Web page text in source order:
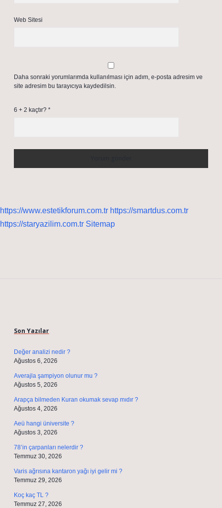
Web Sitesi
Daha sonraki yorumlarımda kullanılması için adım, e-posta adresim ve
site adresim bu tarayıcıya kaydedilsin.
6 + 2 kaçtır? *
https://www.estetikforum.com.tr https://smartdus.com.tr
https://staryazilim.com.tr Sitemap
Son Yazılar
Değer analizi nedir ?
Ağustos 6, 2026
Averajla şampiyon olunur mu ?
Ağustos 5, 2026
Arapça bilmeden Kuran okumak sevap mıdır ?
Ağustos 4, 2026
Aeü hangi üniversite ?
Ağustos 3, 2026
78’in çarpanları nelerdir ?
Temmuz 30, 2026
Varis ağrısına kantaron yağı iyi gelir mi ?
Temmuz 29, 2026
Koç kaç TL ?
Temmuz 27, 2026